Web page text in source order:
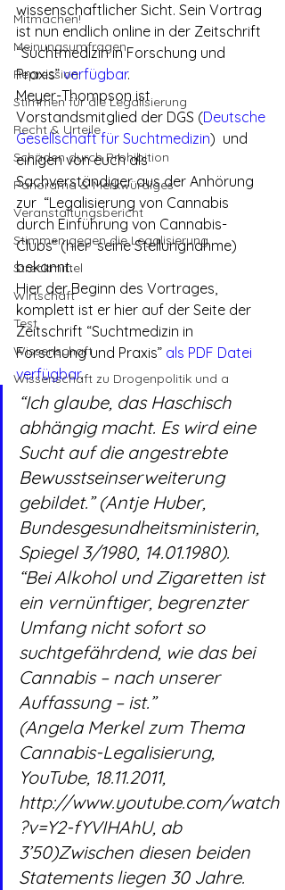
Mitmachen!
Meinungsumfragen
Repression
Stimmen für die Legalisierung
Recht & Urteile
Schäden durch Prohibition
Panorama & Merkwürdiges
Veranstaltungsbericht
Stimmen gegen die Legalisierung
Streckmittel
Wirtschaft
Test
Wissenschaft
Wissenschaft zu Drogenpolitik und a
wissenschaftlicher Sicht. Sein Vortrag
ist nun endlich online in der Zeitschrift
“Suchtmedizin in Forschung und
Praxis” verfügbar.
Meyer-Thompson ist
Vorstandsmitglied der DGS (Deutsche
Gesellschaft für Suchtmedizin)  und
einigen von euch als
Sachverständiger aus der Anhörung
zur  “Legalisierung von Cannabis
durch Einführung von Cannabis-
Clubs” (hier  seine Stellungnahme)
bekannt.
Hier der Beginn des Vortrages,
komplett ist er hier auf der Seite der
Zeitschrift “Suchtmedizin in
Forschung und Praxis” als PDF Datei
verfügbar.
“Ich glaube, das Haschisch
abhängig macht. Es wird eine
Sucht auf die angestrebte
Bewusstseinserweiterung
gebildet.” (Antje Huber,
Bundesgesundheitsministerin,
Spiegel 3/1980, 14.01.1980).
“Bei Alkohol und Zigaretten ist
ein vernünftiger, begrenzter
Umfang nicht sofort so
suchtgefährdend, wie das bei
Cannabis – nach unserer
Auffassung – ist.”
(Angela Merkel zum Thema
Cannabis-Legalisierung,
YouTube, 18.11.2011,
http://www.youtube.com/watch
?v=Y2-fYVIHAhU, ab
3’50)Zwischen diesen beiden
Statements liegen 30 Jahre.